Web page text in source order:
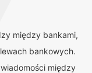
między bankami,
bankowych.
między